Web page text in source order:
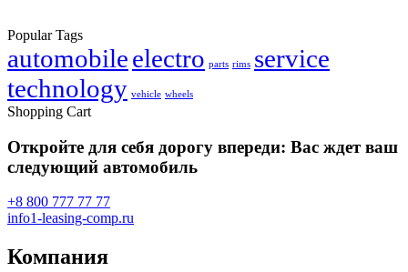
Popular Tags
automobileelectro parts rims service
technology vehicle wheels
Shopping Cart
Откройте для себя дорогу впереди: Вас ждет ваш
следующий автомобиль
+8 800 777 77 77
info1-leasing-comp.ru
Компания